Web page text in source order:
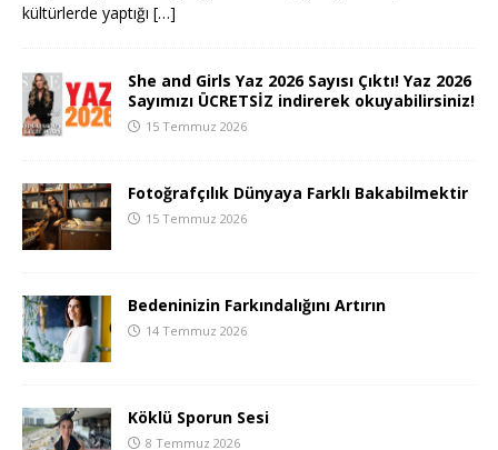
kültürlerde yaptığı […]
She and Girls Yaz 2026 Sayısı Çıktı! Yaz 2026
Sayımızı ÜCRETSİZ indirerek okuyabilirsiniz!
15 Temmuz 2026
Fotoğrafçılık Dünyaya Farklı Bakabilmektir
15 Temmuz 2026
Bedeninizin Farkındalığını Artırın
14 Temmuz 2026
Köklü Sporun Sesi
8 Temmuz 2026